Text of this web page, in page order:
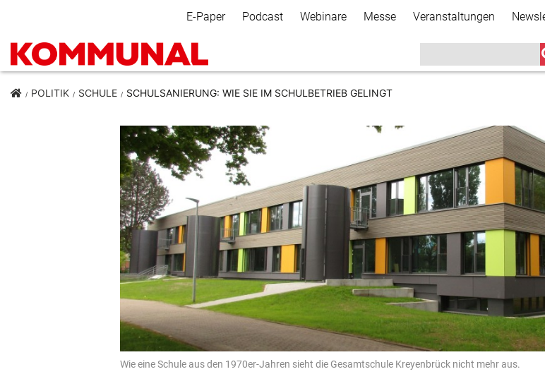
zum
Inhalt
Secondary Navigation
E-Paper Podcast Webinare Messe Veranstaltungen
POLITIK SCHULE SCHULSANIERUNG: WIE SIE IM SCHULBETRIEB GELINGT
Wie eine Schule aus den 1970er-Jahren sieht die Gesamtschule Kreyenbrück nicht mehr aus.